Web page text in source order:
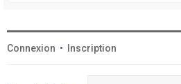
Connexion • Inscription